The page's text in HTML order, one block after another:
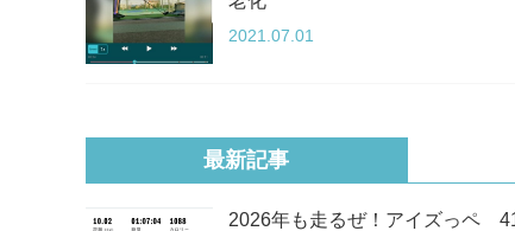
2021.07.01
最新記事
2026年も走るぜ！アイズっペ